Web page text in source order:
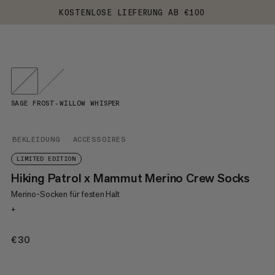
KOSTENLOSE LIEFERUNG AB €100
BEKLEIDUNG ACCESSOIRES
LIMITED EDITION
Hiking Patrol x Mammut Merino Crew Socks
Merino-Socken für festen Halt
+
€30
SAGE FROST-WILLOW WHISPER